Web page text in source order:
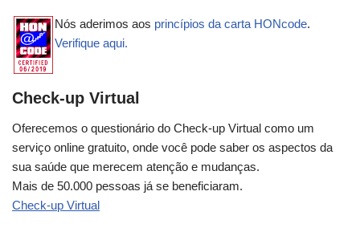
Nós aderimos aos princípios da carta HONcode.
Verifique aqui.
Check-up Virtual
Oferecemos o questionário do Check-up Virtual como um
serviço online gratuito, onde você pode saber os aspectos da
sua saúde que merecem atenção e mudanças.
Mais de 50.000 pessoas já se beneficiaram.
Check-up Virtual